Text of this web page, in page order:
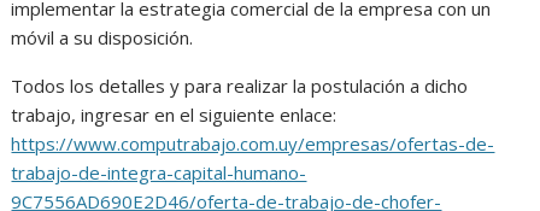
implementar la estrategia comercial de la empresa con un
móvil a su disposición.
Todos los detalles y para realizar la postulación a dicho
trabajo, ingresar en el siguiente enlace:
https://www.computrabajo.com.uy/empresas/ofertas-de-
trabajo-de-integra-capital-humano-
9C7556AD690E2D46/oferta-de-trabajo-de-chofer-